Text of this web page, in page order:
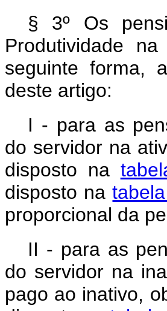
§ 3º Os
Produtividade
seguinte forma,
deste artigo:
I - para as
do servidor na
disposto na
disposto na
proporcional da
II - para as
do servidor na
pago ao inativo,